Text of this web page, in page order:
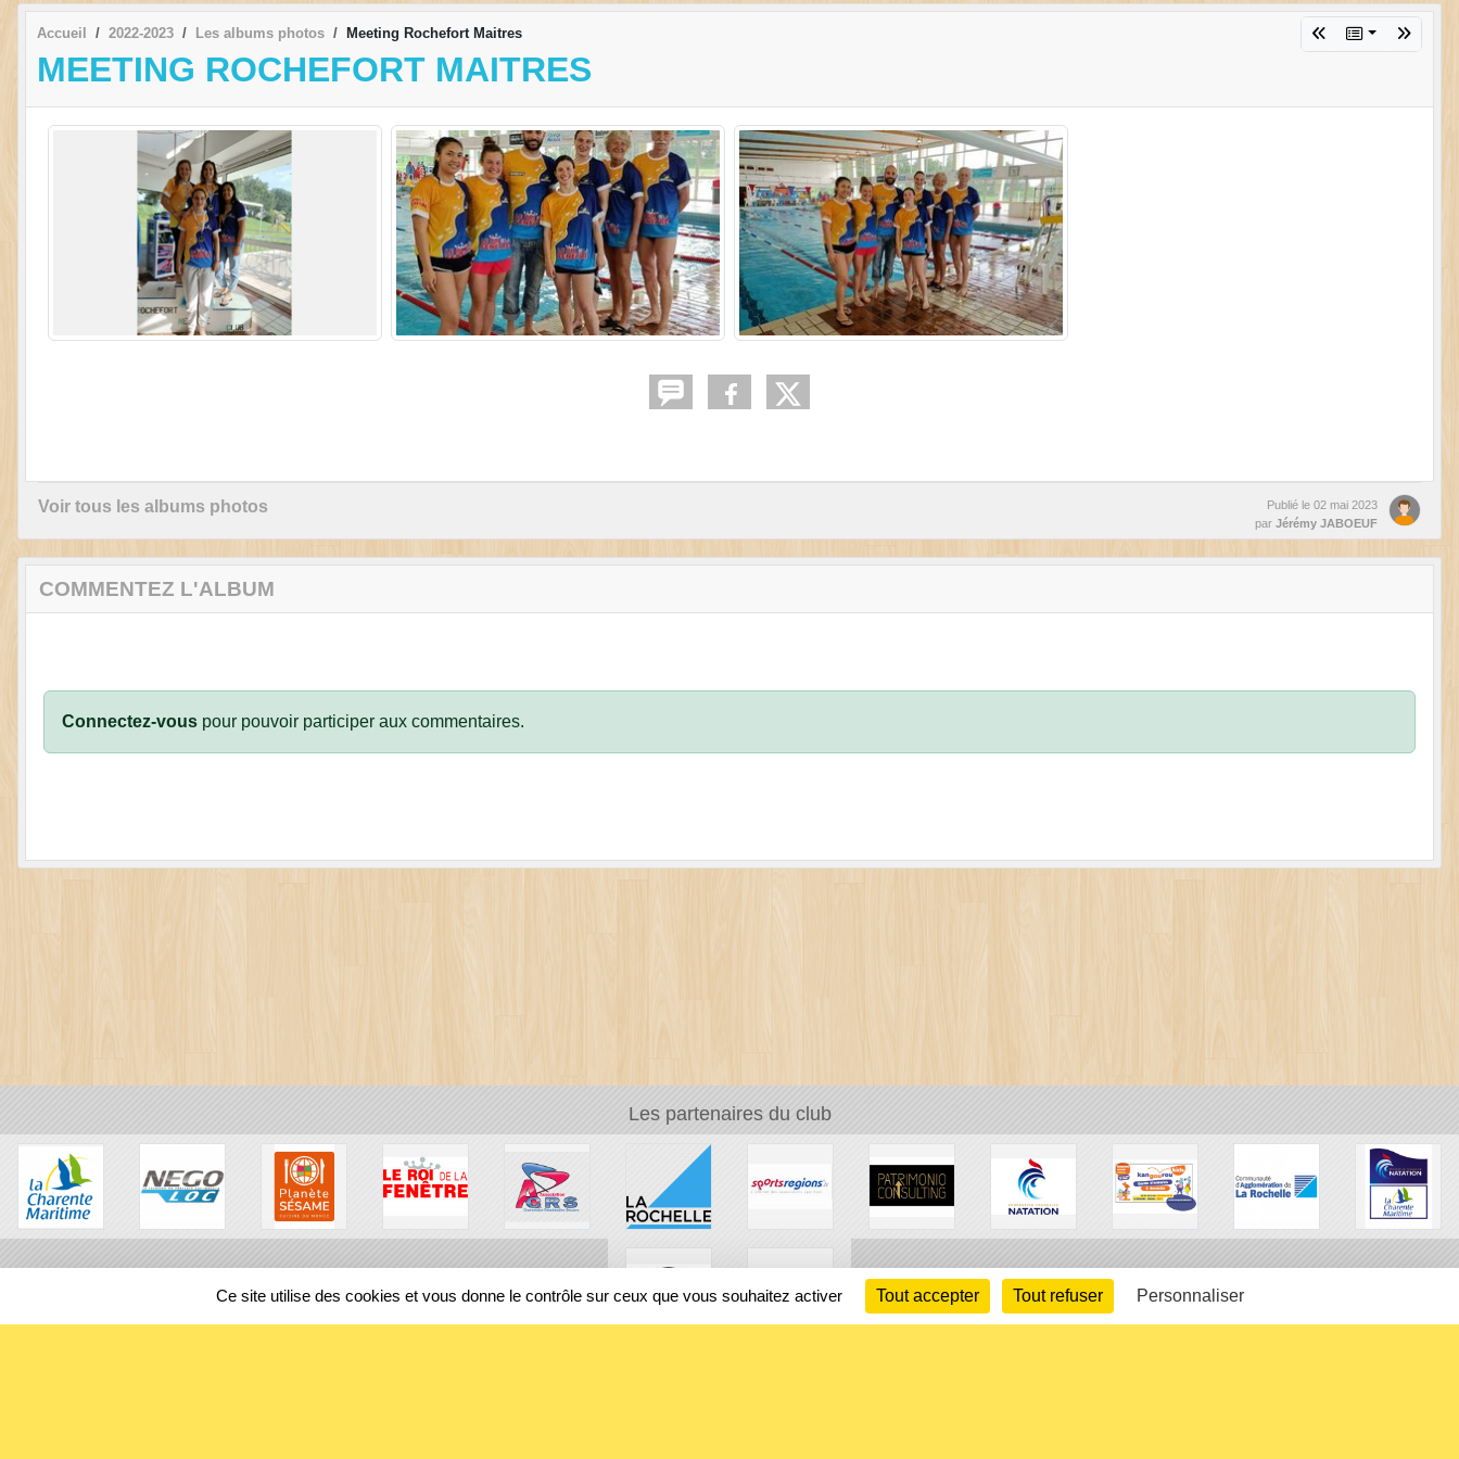
Accueil 2022-2023 Les albums photos Meeting Rochefort Maitres
MEETING ROCHEFORT MAITRES
Voir tous les albums photos Publié le 02 mai 2023
par Jérémy JABOEUF
COMMENTEZ L'ALBUM
Connectez-vous pour pouvoir participer aux commentaires.
Les partenaires du club
Ce site utilise des cookies et vous donne le contrôle sur ceux que vous souhaitez activer Tout accepter Tout refuser Personnaliser